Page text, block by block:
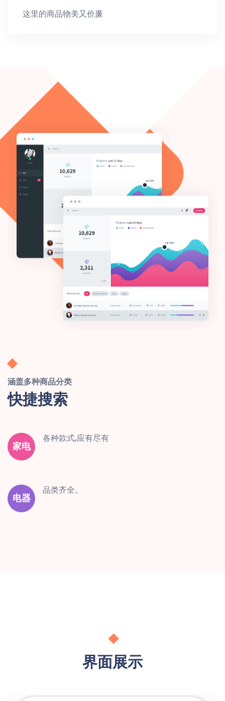
这里的商品物美又价廉
涵盖多种商品分类
快捷搜索
家电
各种款式,应有尽有
电器
品类齐全。
界面展示